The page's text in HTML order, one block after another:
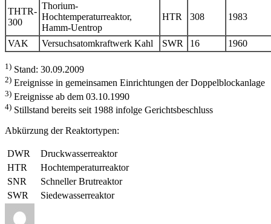
THTR-
300
Thorium-
Hochtemperaturreaktor,
Hamm-Uentrop
HTR 308 1983
VAK Versuchsatomkraftwerk Kahl SWR 16 1960
1) Stand: 30.09.2009
2) Ereignisse in gemeinsamen Einrichtungen der Doppelblockanlage
3) Ereignisse ab dem 03.10.1990
4) Stillstand bereits seit 1988 infolge Gerichtsbeschluss
Abkürzung der Reaktortypen:
DWR
Druckwasserreaktor
HTR
Hochtemperaturreaktor
SNR
Schneller Brutreaktor
SWR
Siedewasserreaktor